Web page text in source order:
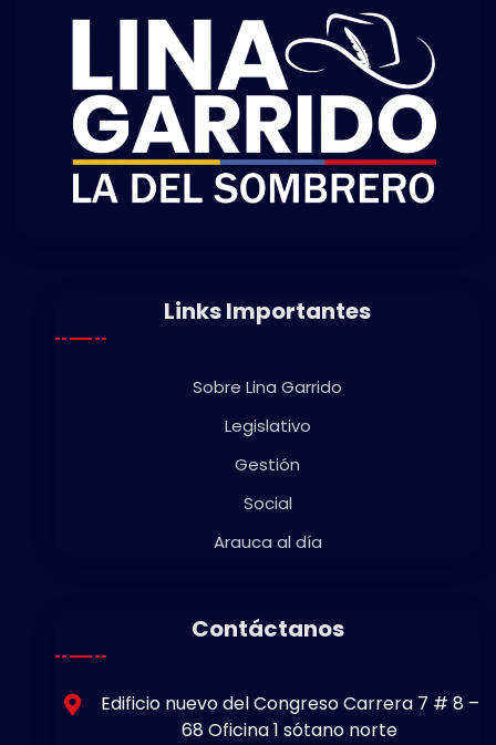
Links Importantes
Sobre Lina Garrido
Legislativo
Gestión
Social
Arauca al día
Contáctanos
Edificio nuevo del Congreso Carrera 7 # 8 –
68 Oficina 1 sótano norte